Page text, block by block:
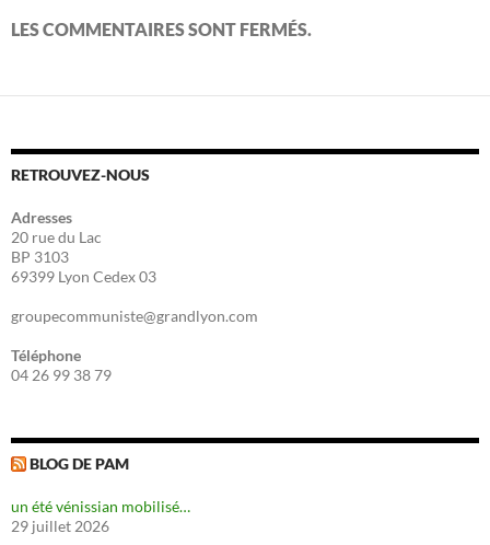
LES COMMENTAIRES SONT FERMÉS.
RETROUVEZ-NOUS
Adresses
20 rue du Lac
BP 3103
69399 Lyon Cedex 03
groupecommuniste@grandlyon.com
Téléphone
04 26 99 38 79
BLOG DE PAM
un été vénissian mobilisé…
29 juillet 2026